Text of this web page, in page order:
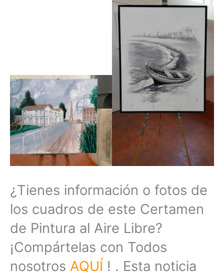
¿Tienes información o fotos de
los cuadros de este Certamen
de Pintura al Aire Libre?
¡Compártelas con Todos
nosotros AQUÍ ! . Esta noticia